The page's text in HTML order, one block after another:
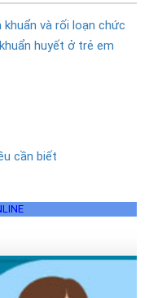
và rối loạn chức
huyết ở trẻ em
cần biết